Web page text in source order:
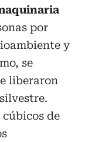
por
y
se
liberaron
cúbicos de